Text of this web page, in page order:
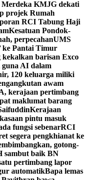
KMJG dekati
projek Rumah
RCI Tabung Haji
Kesatuan Pondok-
perpecahanUMS
ke Pantai Timur
barisan Exco
AI dalam
120 keluarga miliki
awam
kerajaan pertimbang
maklumat barang
Kerajaan
pintu masuk
fungsi sebenarRCI
segera pengkhianat ke
gotong-
sambut baik BN
pertimbang lapor
automatikBapa lemas